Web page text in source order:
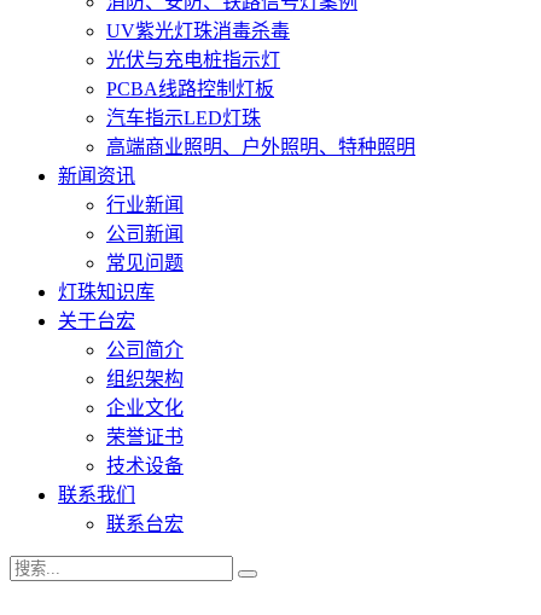
UV紫光灯珠消毒杀毒
光伏与充电桩指示灯
PCBA线路控制灯板
汽车指示LED灯珠
高端商业照明、户外照明、特种照明
新闻资讯
行业新闻
公司新闻
常见问题
灯珠知识库
关于台宏
公司简介
组织架构
企业文化
荣誉证书
技术设备
联系我们
联系台宏